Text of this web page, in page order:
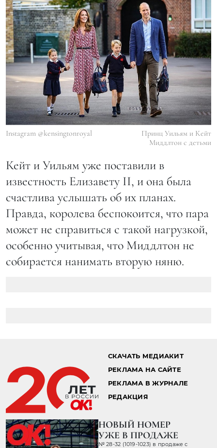
Instagram @kensingtonroyal
Принц Уильям и Кейт
Миддлтон с детьми
Кейт и Уильям уже поставили в
известность Елизавету II, и она была
счастлива услышать об их планах.
Правда, королева беспокоится, что пара
может не справиться с такой нагрузкой,
особенно учитывая, что Миддлтон не
собирается нанимать вторую няню.
СКАЧАТЬ МЕДИАКИТ
РЕКЛАМА НА САЙТЕ
РЕКЛАМА В ЖУРНАЛЕ
РЕДАКЦИЯ
НОВЫЙ НОМЕР
УЖЕ В ПРОДАЖЕ
№ 28-32 (1019-1023) в продаже с